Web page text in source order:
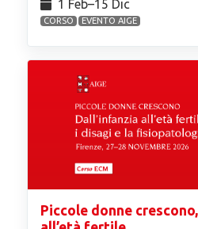
1 Feb⁠–15 Dic
CORSO EVENTO AIGE
Piccole donne